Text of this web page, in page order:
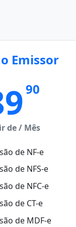
Emissor
90
de / Mês
de NF-e
de NFS-e
de NFC-e
de CT-e
de MDF-e